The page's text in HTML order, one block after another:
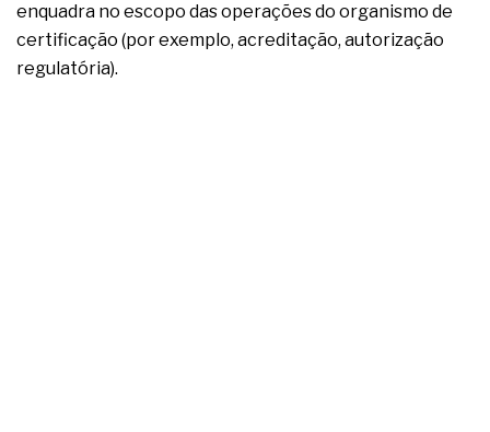
enquadra no escopo das operações do organismo de
certificação (por exemplo, acreditação, autorização
regulatória).